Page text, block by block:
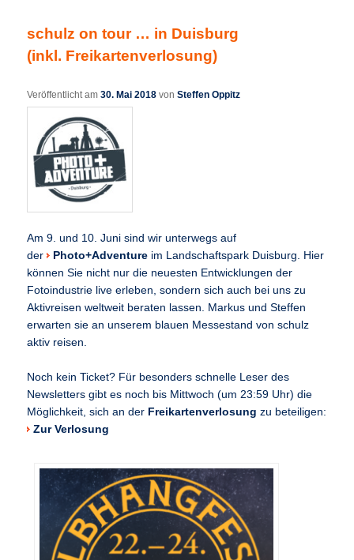
schulz on tour … in Duisburg
(inkl. Freikartenverlosung)
Veröffentlicht am30. Mai 2018 vonSteffen Oppitz
Am 9. und 10. Juni sind wir unterwegs auf
der Photo+Adventure im Landschaftspark Duisburg. Hier
können Sie nicht nur die neuesten Entwicklungen der
Fotoindustrie live erleben, sondern sich auch bei uns zu
Aktivreisen weltweit beraten lassen. Markus und Steffen
erwarten sie an unserem blauen Messestand von schulz
aktiv reisen.
Noch kein Ticket? Für besonders schnelle Leser des
Newsletters gibt es noch bis Mittwoch (um 23:59 Uhr) die
Möglichkeit, sich an der Freikartenverlosungzu beteiligen:
Zur Verlosung